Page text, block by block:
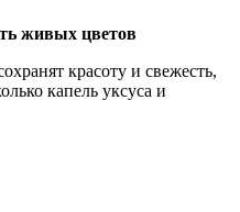
живых цветов
красоту и свежесть,
капель уксуса и